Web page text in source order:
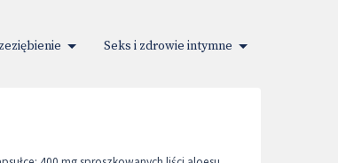
Seks i zdrowie intymne